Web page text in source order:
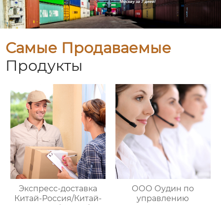
Самые Продаваемые
Продукты
Экспресс-доставка
Китай-Россия/Китай-
ООО Оудин по
управлению